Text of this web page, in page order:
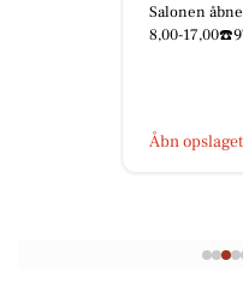
Salonen
8,00-
Åbn opslaget